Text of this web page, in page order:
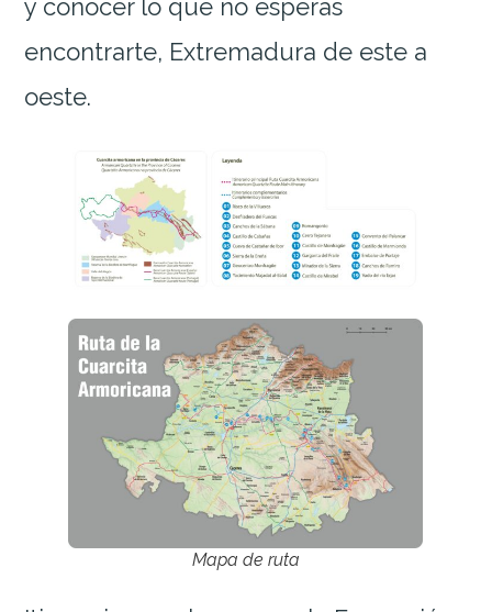
y conocer lo que no esperas
encontrarte, Extremadura de este a
oeste.
Mapa de ruta